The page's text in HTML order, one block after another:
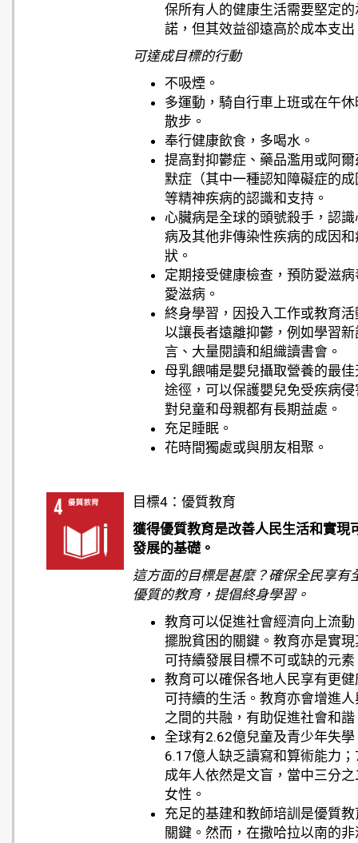
保所有人的健康生活需要堅定的
諾，但其效益卻遠高於成本支出
可達成目標的行動
不吸煙。
多運動，騎自行車上班或在午休
散步。
奉行健康飲食，多喝水。
提高對抑鬱症、藥品濫用或阿爾
默症（其中一種認知障礙症的成
等精神疾病的認識和支持。
心臟病是全球的頭號殺手，認識
病及其他非傳染性疾病的成因和
狀。
定期接受健康檢查，預防愛滋病
愛滋病。
終身學習，因投入工作或教育活
以讓長者遠離抑鬱，例如學習新
言、大量閱讀和組織讀書會。
母乳餵哺是嬰兒攝取營養的最佳
途徑，可以保護嬰兒免受疾病侵
對兒童和母親都有長期益處。
充足睡眠。
花時間獨處或與朋友相聚。
目標4：優質教育
獲得優質教育是改善人民生活和實現
發展的基礎。
這方面的目標是甚麼？確保全民享有
優質的教育，提倡終身學習。
教育可以促進社會經濟向上流動
擺脫貧困的關鍵。教育亦是實現
可持續發展目標不可或缺的元素
教育可以確保各地人民享有更健
可持續的生活。教育亦會增進人
之間的共融，有助促進社會和諧
全球有2.62億兒童及青少年失學
6.17億人缺乏讀寫和算術能力
成年人依然是文盲，當中三分之
女性。
充足的基建和教師培訓是優質教
關鍵。然而，在撒哈拉以南的